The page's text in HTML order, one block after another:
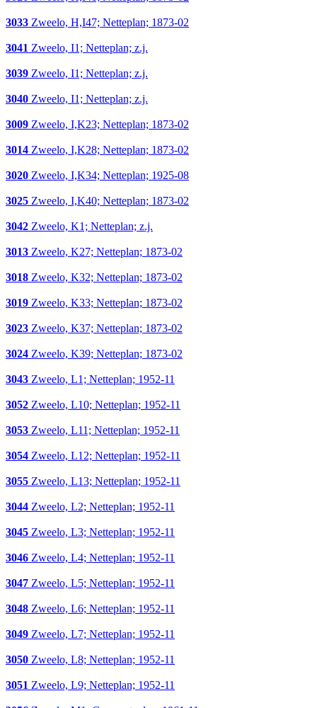
3033 Zweelo, H,I47; Netteplan; 1873-02
3041 Zweelo, I1; Netteplan; z.j.
3039 Zweelo, I1; Netteplan; z.j.
3040 Zweelo, I1; Netteplan; z.j.
3009 Zweelo, I,K23; Netteplan; 1873-02
3014 Zweelo, I,K28; Netteplan; 1873-02
3020 Zweelo, I,K34; Netteplan; 1925-08
3025 Zweelo, I,K40; Netteplan; 1873-02
3042 Zweelo, K1; Netteplan; z.j.
3013 Zweelo, K27; Netteplan; 1873-02
3018 Zweelo, K32; Netteplan; 1873-02
3019 Zweelo, K33; Netteplan; 1873-02
3023 Zweelo, K37; Netteplan; 1873-02
3024 Zweelo, K39; Netteplan; 1873-02
3043 Zweelo, L1; Netteplan; 1952-11
3052 Zweelo, L10; Netteplan; 1952-11
3053 Zweelo, L11; Netteplan; 1952-11
3054 Zweelo, L12; Netteplan; 1952-11
3055 Zweelo, L13; Netteplan; 1952-11
3044 Zweelo, L2; Netteplan; 1952-11
3045 Zweelo, L3; Netteplan; 1952-11
3046 Zweelo, L4; Netteplan; 1952-11
3047 Zweelo, L5; Netteplan; 1952-11
3048 Zweelo, L6; Netteplan; 1952-11
3049 Zweelo, L7; Netteplan; 1952-11
3050 Zweelo, L8; Netteplan; 1952-11
3051 Zweelo, L9; Netteplan; 1952-11